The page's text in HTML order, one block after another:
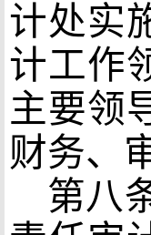
计处实
计工作
主要领
财务、
第八